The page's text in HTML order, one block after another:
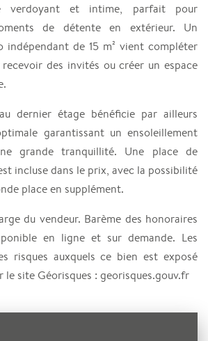
verdoyant et intime, parfait pour
de détente en extérieur. Un
indépendant de 15 m² vient compléter
des invités ou créer un espace
dernier étage bénéficie par ailleurs
garantissant un ensoleillement
grande tranquillité. Une place de
incluse dans le prix, avec la possibilité
place en supplément.
du vendeur. Barème des honoraires
en ligne et sur demande. Les
risques auxquels ce bien est exposé
le site Géorisques : georisques.gouv.fr